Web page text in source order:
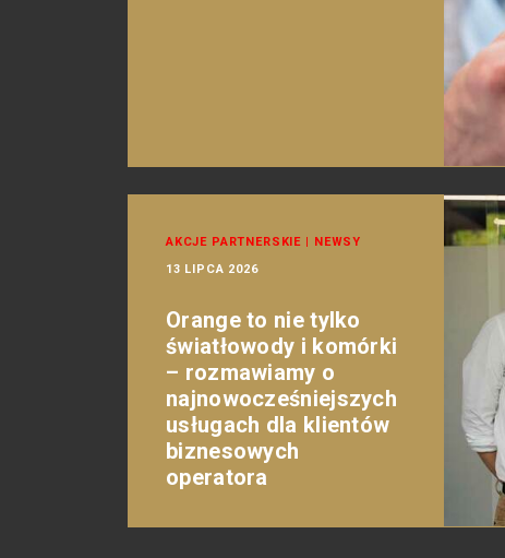
AKCJE PARTNERSKIE | NEWSY
13 LIPCA 2026
Orange to nie tylko
światłowody i komórki
– rozmawiamy o
najnowocześniejszych
usługach dla klientów
biznesowych
operatora